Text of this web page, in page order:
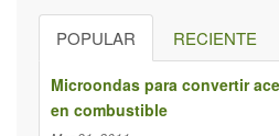
s
POPULAR RECIENTE
Microondas para convertir
en combustible